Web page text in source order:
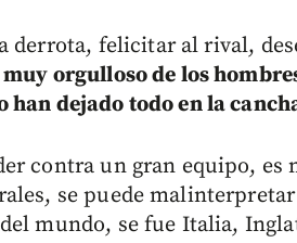
derrota, felicitar al rival,
orgulloso de los
dejado todo en la
contra un gran equipo, es
se puede
mundo, se fue Italia,